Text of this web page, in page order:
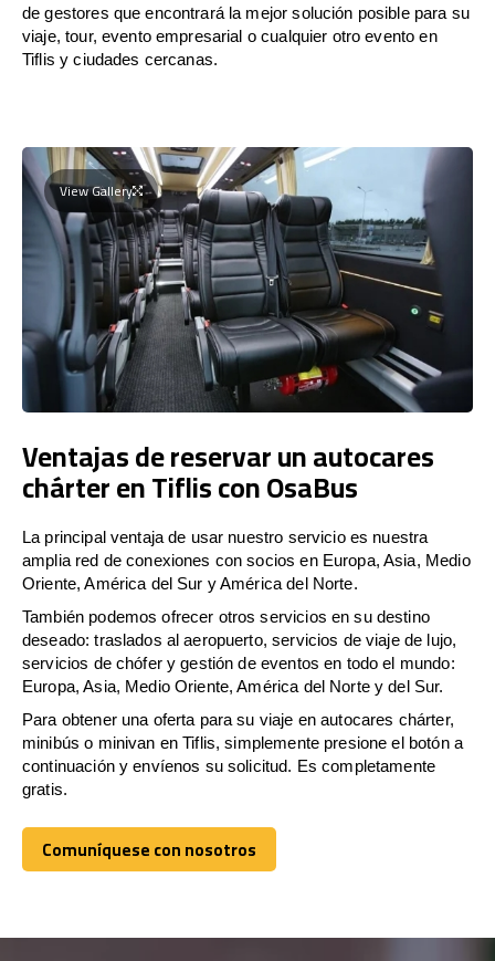
de gestores que encontrará la mejor solución posible para su
viaje, tour, evento empresarial o cualquier otro evento en
Tiflis y ciudades cercanas.
View Gallery
Ventajas de reservar un autocares
chárter en Tiflis con OsaBus
La principal ventaja de usar nuestro servicio es nuestra
amplia red de conexiones con socios en Europa, Asia, Medio
Oriente, América del Sur y América del Norte.
También podemos ofrecer otros servicios en su destino
deseado: traslados al aeropuerto, servicios de viaje de lujo,
servicios de chófer y gestión de eventos en todo el mundo:
Europa, Asia, Medio Oriente, América del Norte y del Sur.
Para obtener una oferta para su viaje en autocares chárter,
minibús o minivan en Tiflis, simplemente presione el botón a
continuación y envíenos su solicitud. Es completamente
gratis.
Comuníquese con nosotros
Comuníquese con nosotros